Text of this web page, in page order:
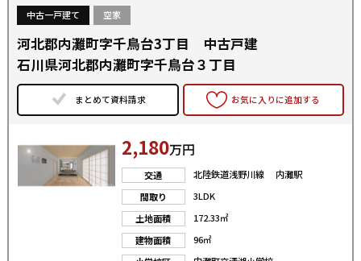
中古一戸建て 空家
河北郡内灘町字千鳥台3丁目 中古戸建
石川県河北郡内灘町字千鳥台３丁目
まとめて資料請求 お気に入りに追加する
2,180万円
交通
北陸鉄道浅野川線 内灘駅
間取り
3LDK
土地面積
172.33㎡
建物面積
96㎡